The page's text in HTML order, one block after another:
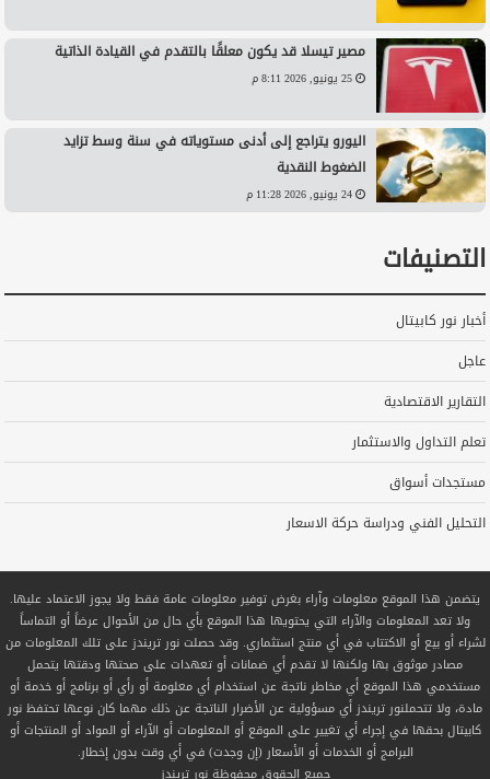
مصير تيسلا قد يكون معلقًا بالتقدم في القيادة الذاتية
25 يونيو, 2026 8:11 م
اليورو يتراجع إلى أدنى مستوياته في سنة وسط تزايد
الضغوط النقدية
24 يونيو, 2026 11:28 م
التصنيفات
أخبار نور كابيتال
عاجل
التقارير الاقتصادية
تعلم التداول والاستثمار
مستجدات أسواق
التحليل الفني ودراسة حركة الاسعار
يتضمن هذا الموقع معلومات وآراء بغرض توفير معلومات عامة فقط ولا يجوز الاعتماد عليها.
ولا تعد المعلومات والآراء التي يحتويها هذا الموقع بأي حال من الأحوال عرضاً أو التماساً
لشراء أو بيع أو الاكتتاب في أي منتج استثماري. وقد حصلت نور تريندز على تلك المعلومات من
مصادر موثوق بها ولكنها لا تقدم أي ضمانات أو تعهدات على صحتها ودقتها يتحمل
مستخدمي هذا الموقع أي مخاطر ناتجة عن استخدام أي معلومة أو رأي أو برنامج أو خدمة أو
مادة، ولا تتحملنور تريندز أي مسؤولية عن الأضرار الناتجة عن ذلك مهما كان نوعها تحتفظ نور
كابيتال بحقها في إجراء أي تغيير على الموقع أو المعلومات أو الآراء أو المواد أو المنتجات أو
البرامج أو الخدمات أو الأسعار (إن وجدت) في أي وقت بدون إخطار.
جميع الحقوق محفوظةنور تريندز